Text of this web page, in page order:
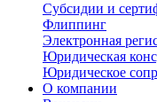
Субсидии и
Флиппинг
Электронная
Юридическая
Юридическое
О компании